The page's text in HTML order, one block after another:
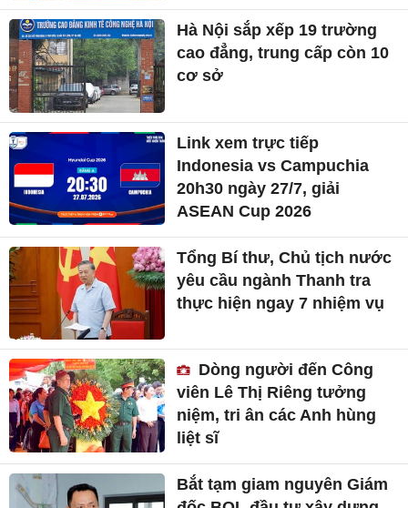
Hà Nội sắp xếp 19 trường
cao đẳng, trung cấp còn 10
cơ sở
Link xem trực tiếp
Indonesia vs Campuchia
20h30 ngày 27/7, giải
ASEAN Cup 2026
Tổng Bí thư, Chủ tịch nước
yêu cầu ngành Thanh tra
thực hiện ngay 7 nhiệm vụ
Dòng người đến Công
viên Lê Thị Riêng tưởng
niệm, tri ân các Anh hùng
liệt sĩ
Bắt tạm giam nguyên Giám